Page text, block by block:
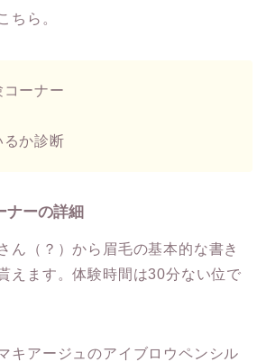
ちら。
ーナー
か診断
ナーの詳細
ん（？）から眉毛の基本的な書き
えます。体験時間は30分ない位で
キアージュのアイブロウペンシル